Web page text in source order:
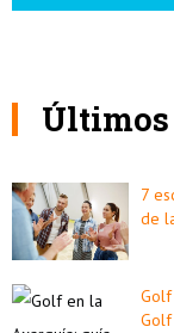
Últimos
7
de
Golf